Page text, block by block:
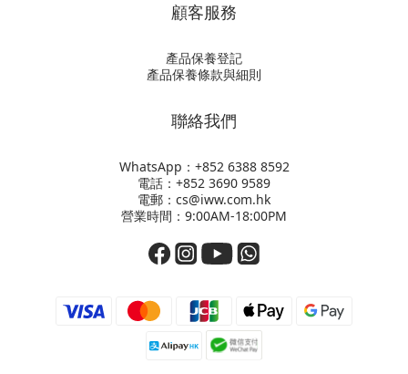
顧客服務
產品保養登記
產品保養條款與細則
聯絡我們
WhatsApp：+852 6388 8592
電話：+852 3690 9589
電郵：cs@iww.com.hk
營業時間：9:00AM-18:00PM